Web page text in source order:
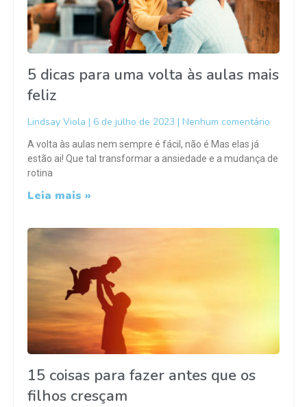
5 dicas para uma volta às aulas mais
feliz
Lindsay Viola 6 de julho de 2023 Nenhum comentário
A volta às aulas nem sempre é fácil, não é Mas elas já
estão ai! Que tal transformar a ansiedade e a mudança de
rotina
Leia mais »
15 coisas para fazer antes que os
filhos cresçam